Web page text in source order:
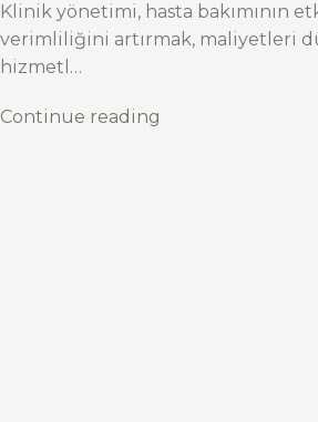
Klinik yönetimi, hasta bakımının
verimliliğini artırmak, maliyetleri
hizmetl…
Continue reading